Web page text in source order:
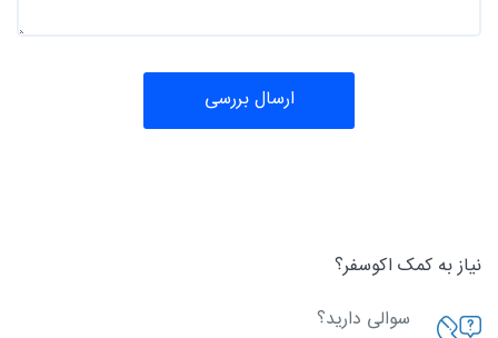
ارسال بررسی
نیاز به کمک اکوسفر؟
سوالی دارید؟